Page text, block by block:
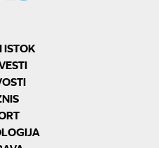
ISTOK